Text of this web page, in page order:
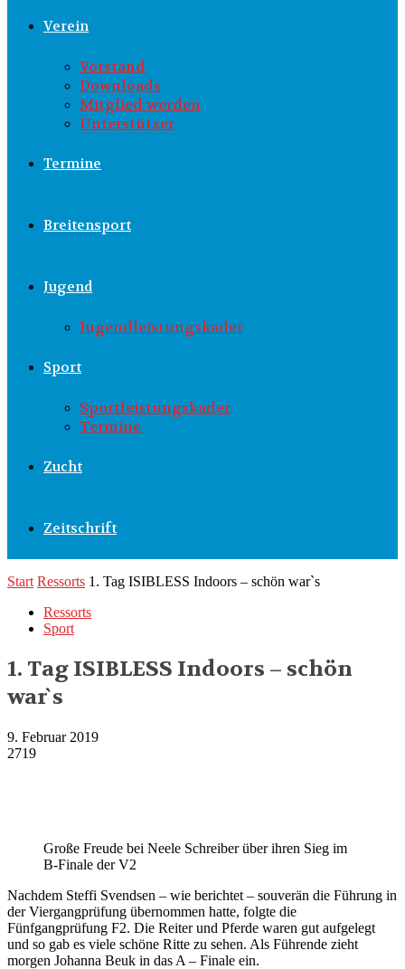
Verein
Vorstand
Downloads
Mitglied werden
Unterstützer
Termine
Breitensport
Jugend
Jugendleistungskader
Sport
Sportleistungskader
Termine
Zucht
Zeitschrift
Start Ressorts 1. Tag ISIBLESS Indoors – schön war`s
Ressorts
Sport
1. Tag ISIBLESS Indoors – schön
war`s
9. Februar 2019
2719
Große Freude bei Neele Schreiber über ihren Sieg im
B-Finale der V2
Nachdem Steffi Svendsen – wie berichtet – souverän die Führung in
der Viergangprüfung übernommen hatte, folgte die
Fünfgangprüfung F2. Die Reiter und Pferde waren gut aufgelegt
und so gab es viele schöne Ritte zu sehen. Als Führende zieht
morgen Johanna Beuk in das A – Finale ein.